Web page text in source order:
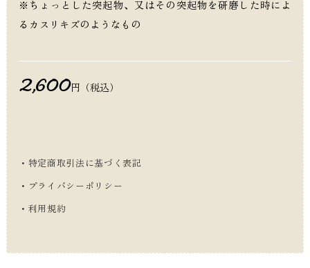
※ちょっとした突起物、又はその突起物を研磨した時によ
るカスリキズのようなもの
2,600円（税込）
・特定商取引法に基づく表記
・プライバシーポリシー
・利用規約